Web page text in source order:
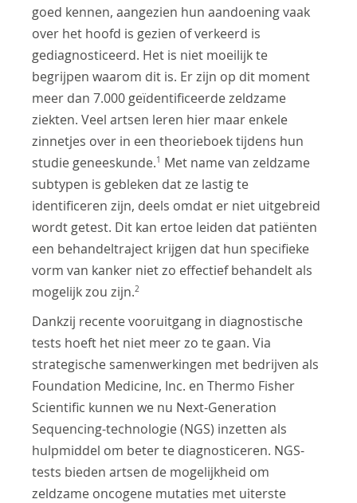
goed kennen, aangezien hun aandoening vaak
over het hoofd is gezien of verkeerd is
gediagnosticeerd. Het is niet moeilijk te
begrijpen waarom dit is. Er zijn op dit moment
meer dan 7.000 geïdentificeerde zeldzame
ziekten. Veel artsen leren hier maar enkele
zinnetjes over in een theorieboek tijdens hun
studie geneeskunde.1 Met name van zeldzame
subtypen is gebleken dat ze lastig te
identificeren zijn, deels omdat er niet uitgebreid
wordt getest. Dit kan ertoe leiden dat patiënten
een behandeltraject krijgen dat hun specifieke
vorm van kanker niet zo effectief behandelt als
mogelijk zou zijn.2
Dankzij recente vooruitgang in diagnostische
tests hoeft het niet meer zo te gaan. Via
strategische samenwerkingen met bedrijven als
Foundation Medicine, Inc. en Thermo Fisher
Scientific kunnen we nu Next-Generation
Sequencing-technologie (NGS) inzetten als
hulpmiddel om beter te diagnosticeren. NGS-
tests bieden artsen de mogelijkheid om
zeldzame oncogene mutaties met uiterste